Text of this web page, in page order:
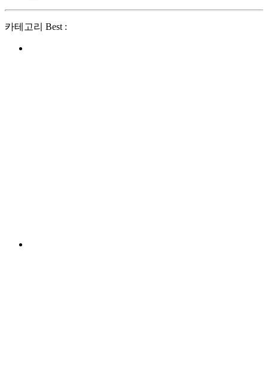
카테고리 Best :